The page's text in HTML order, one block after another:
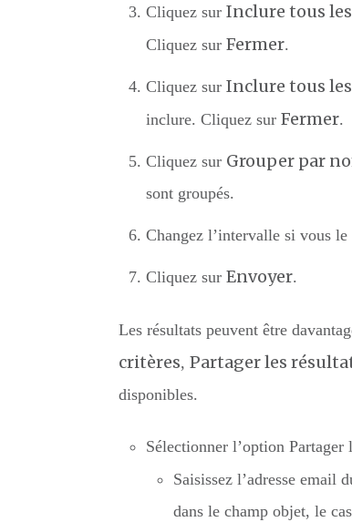
Cliquez sur Inclure tous
Cliquez sur Fermer.
Cliquez sur Inclure tous
inclure. Cliquez sur Fermer.
Cliquez sur Grouper par
sont groupés.
Changez l’intervalle si vous
Cliquez sur Envoyer.
Les résultats peuvent être
critères, Partager les
disponibles.
Sélectionner l’option
Saisissez l’adresse email
dans le champ objet, le